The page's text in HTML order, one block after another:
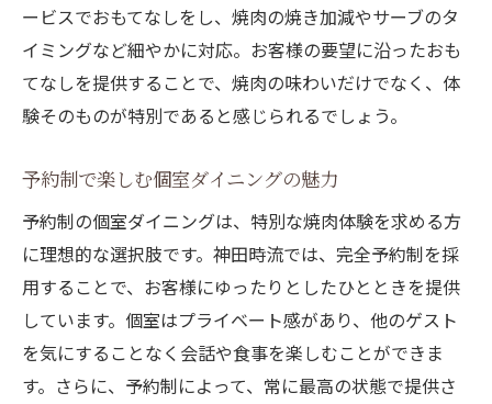
ービスでおもてなしをし、焼肉の焼き加減やサーブのタ
イミングなど細やかに対応。お客様の要望に沿ったおも
てなしを提供することで、焼肉の味わいだけでなく、体
験そのものが特別であると感じられるでしょう。
予約制で楽しむ個室ダイニングの魅力
予約制の個室ダイニングは、特別な焼肉体験を求める方
に理想的な選択肢です。神田時流では、完全予約制を採
用することで、お客様にゆったりとしたひとときを提供
しています。個室はプライベート感があり、他のゲスト
を気にすることなく会話や食事を楽しむことができま
す。さらに、予約制によって、常に最高の状態で提供さ